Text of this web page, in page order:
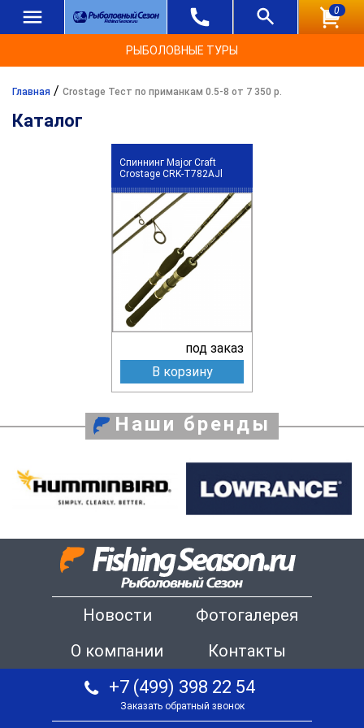
0
РЫБОЛОВНЫЕ ТУРЫ
Главная / Crostage Тест по приманкам 0.5-8 от 7 350 р.
Каталог
Спиннинг Major Craft
Crostage CRK-T782AJl
под заказ
В корзину
Наши бренды
Новости
Фотогалерея
О компании
Контакты
+7 (499) 398 22 54
Заказать обратный звонок